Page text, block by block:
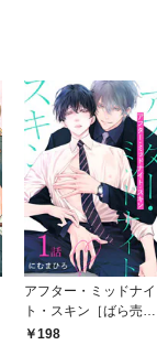
アフター・ミッドナイ
ト・スキン［ばら売
り］ 第1話
198